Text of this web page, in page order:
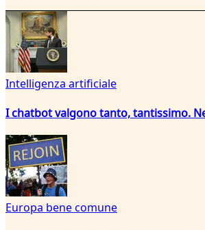
Intelligenza artificiale
I chatbot valgono tanto, tantissimo.
Europa bene comune